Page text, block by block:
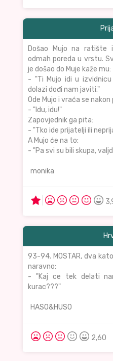
Došao Mujo na ratište
odmah poreda u vrstu.
je došao do Muje kaže mu:
- "Ti Mujo idi u
dolazi dođi nam javiti."
Ode Mujo i vraća se
- "Idu, idu!"
Zapovjednik ga pita:
- "Tko ide prijatelji ili
A Mujo će na to:
- "Pa svi su bili skupa,
monika
93-94. MOSTAR, dva
naravno:
- "Kaj ce tek delati
kurac???"
HASO&HUSO
2,60